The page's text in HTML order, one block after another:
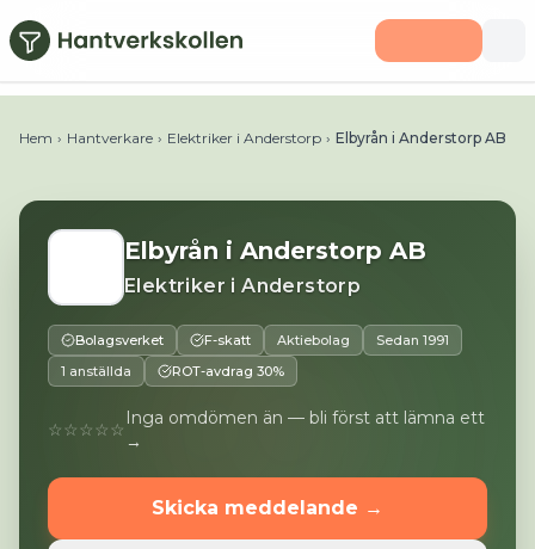
Hoppa till huvudinnehåll
Hem › Hantverkare › Elektriker i Anderstorp › Elbyrån i Anderstorp AB
Elbyrån i Anderstorp AB
Elektriker iAnderstorp
Bolagsverket F-skatt Aktiebolag Sedan 1991
1 anställda
ROT-avdrag 30%
☆☆☆☆☆
Inga omdömen än — bli först att lämna ett
→
Skicka meddelande →